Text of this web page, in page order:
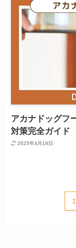
アカナドッグフ
対策完全ガイド
2025年4月19日
1